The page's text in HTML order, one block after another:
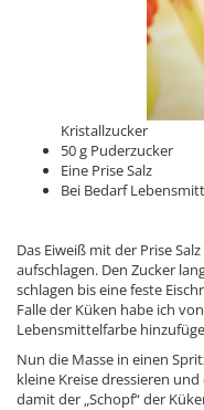
Kristallzucker
50 g Puderzucker
Eine Prise Salz
Bei Bedarf
Das Eiweiß mit der Prise
aufschlagen. Den Zucker
schlagen bis eine feste
Falle der Küken habe ich
Lebensmittelfarbe
Nun die Masse in einen
kleine Kreise dressieren
damit der „Schopf“ der